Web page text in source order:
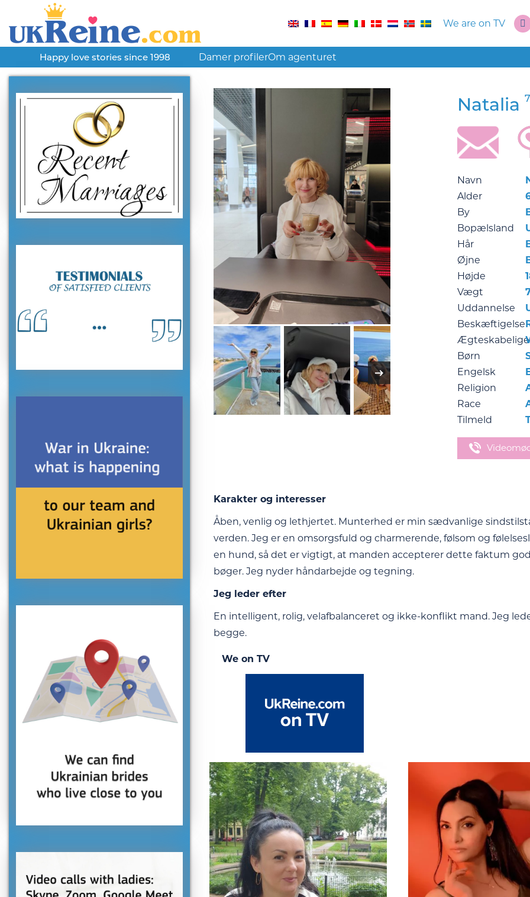
We are on TV
Happy love stories since 1998 Damer profilerOm agenturet
Natalia
Navn
Alder
By
Bopælsland
Hår
Øjne
Højde
Vægt
Uddannelse
Beskæftigelse
Ægteskabelige
Børn
Engelsk
Religion
Race
Tilmeld
Karakter og interesser
Åben, venlig og lethjertet. Munterhed er min sædvanlige
verden. Jeg er en omsorgsfuld og charmerende, følsom og
en hund, så det er vigtigt, at manden accepterer dette faktum
bøger. Jeg nyder håndarbejde og tegning.
Jeg leder efter
En intelligent, rolig, velafbalanceret og ikke-konflikt mand. Jeg
begge.
We on TV